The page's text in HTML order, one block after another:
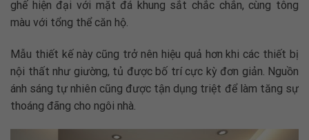
ghế hiện đại với mặt đá khung sắt chắc chắn, cùng tông
màu với tổng thể căn hộ.
Mẫu thiết kế này cũng trở nên hiệu quả hơn khi các thiết bị
nội thất như giường, tủ được bố trí cực kỳ đơn giản. Nguồn
ánh sáng tự nhiên cũng được tận dụng triệt để làm tăng sự
thoáng đãng cho ngôi nhà.